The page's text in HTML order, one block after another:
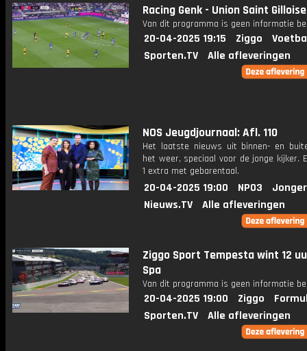
Racing Genk - Union Saint Gilloise
Van dit programma is geen informatie
20-04-2025 19:15 Ziggo
Sporten.TV
Alle afleveringen
NOS Jeugdjournaal: Afl. 110
Het laatste nieuws uit binnen- en
het weer, speciaal voor de jonge kijker.
1 extra met gebarentaal.
20-04-2025 19:00 NPO3
Nieuws.TV
Alle afleveringen
Ziggo Sport Tempesta wint 12
Spa
Van dit programma is geen informatie
20-04-2025 19:00 Ziggo
Sporten.TV
Alle afleveringen